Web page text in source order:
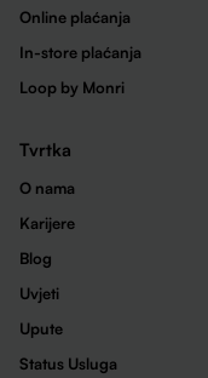
Online plaćanja
In-store plaćanja
Loop by Monri
Tvrtka
O nama
Karijere
Blog
Uvjeti
Upute
Status Usluga